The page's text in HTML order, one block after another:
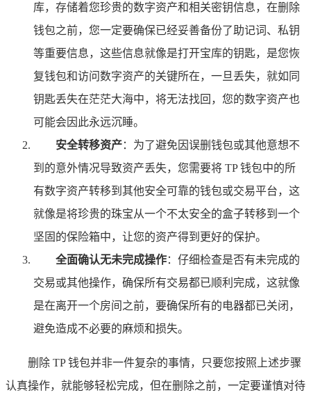
库，存储着您珍贵的数字资产和相关密钥信息，在删除
钱包之前，您一定要确保已经妥善备份了助记词、私钥
等重要信息，这些信息就像是打开宝库的钥匙，是您恢
复钱包和访问数字资产的关键所在，一旦丢失，就如同
钥匙丢失在茫茫大海中，将无法找回，您的数字资产也
可能会因此永远沉睡。
安全转移资产：为了避免因误删钱包或其他意想不
到的意外情况导致资产丢失，您需要将 TP 钱包中的所
有数字资产转移到其他安全可靠的钱包或交易平台，这
就像是将珍贵的珠宝从一个不太安全的盒子转移到一个
坚固的保险箱中，让您的资产得到更好的保护。
全面确认无未完成操作：仔细检查是否有未完成的
交易或其他操作，确保所有交易都已顺利完成，这就像
是在离开一个房间之前，要确保所有的电器都已关闭，
避免造成不必要的麻烦和损失。
删除 TP 钱包并非一件复杂的事情，只要您按照上述步骤
认真操作，就能够轻松完成，但在删除之前，一定要谨慎对待